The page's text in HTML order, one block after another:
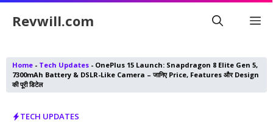
Revwill.com
Home - Tech Updates - OnePlus 15 Launch: Snapdragon 8 Elite Gen 5,
7300mAh Battery & DSLR-Like Camera – जानिए Price, Features और Design
की पूरी डिटेल
TECH UPDATES